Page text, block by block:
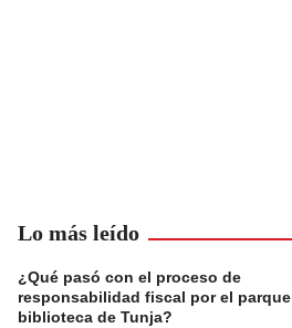
Lo más leído
¿Qué pasó con el proceso de
responsabilidad fiscal por el parque
biblioteca de Tunja?